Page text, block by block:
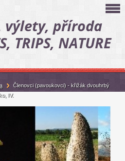
výlety, příroda
TRIPS, NATURE
Členovci (pavoukovci) - křižák dvouhrbý
IV.